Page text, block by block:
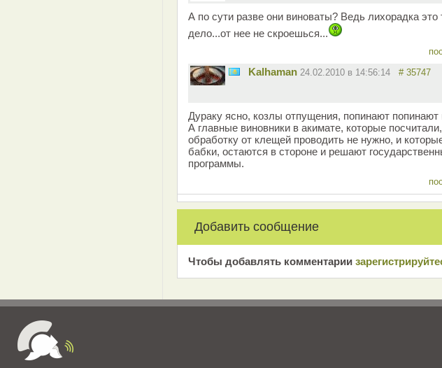
А по сути разве они виноваты? Ведь лихорадка это
дело...от нее не скроешься...
Kalhaman 24.02.2010 в 14:56:14 # 35747
Дураку ясно, козлы отпущения, попинают попинают
А главные виновники в акимате, которые
обработку от клещей проводить не нужно, и
бабки, остаются в стороне и решают
программы.
Добавить сообщение
Чтобы добавлять комментарии